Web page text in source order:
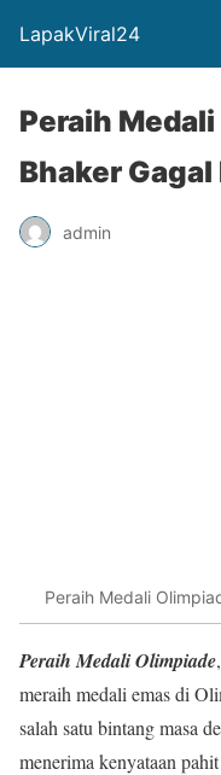
LapakViral24
Peraih
Bhaker
admin
Peraih Medali
Peraih Medali Olimpiade
meraih medali emas di
salah satu bintang masa
menerima kenyataan